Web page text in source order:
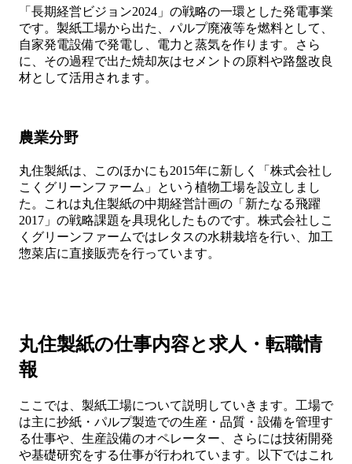
「長期経営ビジョン2024」の戦略の一環とした発電事業
です。製紙工場から出た、パルプ廃液等を燃料として、
自家発電設備で発電し、電力と蒸気を作ります。さら
に、その過程で出た焼却灰はセメントの原料や路盤改良
材として活用されます。
農業分野
丸住製紙は、このほかにも2015年に新しく「株式会社し
こくグリーンファーム」という植物工場を設立しまし
た。これは丸住製紙の中期経営計画の「新たなる飛躍
2017」の戦略課題を具現化したものです。株式会社しこ
くグリーンファームではレタスの水耕栽培を行い、加工
惣菜店に直接販売を行っています。
丸住製紙の仕事内容と求人・転職情
報
ここでは、製紙工場について説明していきます。工場で
は主に抄紙・パルプ製造での生産・品質・設備を管理す
る仕事や、生産設備のオペレーター、さらには技術開発
や基礎研究をする仕事が行われています。以下ではこれ